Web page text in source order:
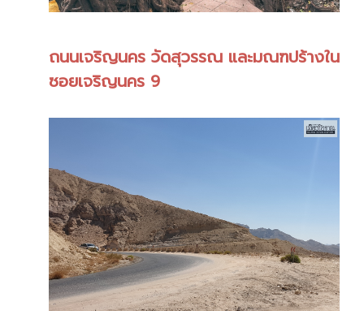
ถนนเจริญนคร วัดสุวรรณ และมณฑปร้างใน
ซอยเจริญนคร 9